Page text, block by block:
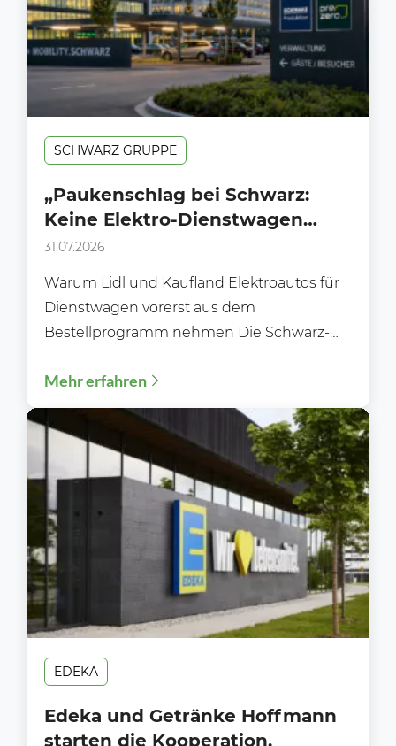
SCHWARZ GRUPPE
„Paukenschlag bei Schwarz:
Keine Elektro-Dienstwagen
mehr für Lidl und Kaufland in
31.07.2026
Warum Lidl und Kaufland Elektroautos für
Dienstwagen vorerst aus dem
Bestellprogramm nehmen Die Schwarz-
Während Unternehmen in ganz...
Mehr erfahren
EDEKA
Edeka und Getränke Hoffmann
starten die Kooperation.